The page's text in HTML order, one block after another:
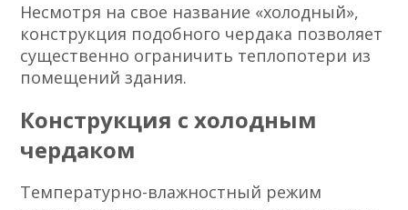
Несмотря на свое название «холодный»,
конструкция подобного чердака позволяет
существенно ограничить теплопотери из
помещений здания.
Конструкция с холодным
чердаком
Температурно-влажностный режим